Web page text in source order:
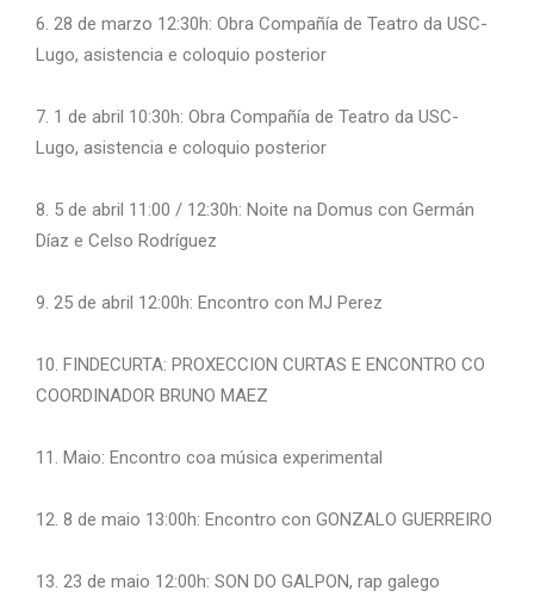
6. 28 de marzo 12:30h: Obra Compañía de Teatro da USC-
Lugo, asistencia e coloquio posterior
7. 1 de abril 10:30h: Obra Compañía de Teatro da USC-
Lugo, asistencia e coloquio posterior
8. 5 de abril 11:00 / 12:30h: Noite na Domus con Germán
Díaz e Celso Rodríguez
9. 25 de abril 12:00h: Encontro con MJ Perez
10. FINDECURTA: PROXECCION CURTAS E ENCONTRO CO
COORDINADOR BRUNO MAEZ
11. Maio: Encontro coa música experimental
12. 8 de maio 13:00h: Encontro con GONZALO GUERREIRO
13. 23 de maio 12:00h: SON DO GALPON, rap galego